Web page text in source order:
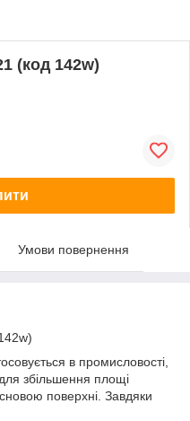
(код 142w)
Умови повернення
в промисловості,
збільшення площі
поверхні. Завдяки